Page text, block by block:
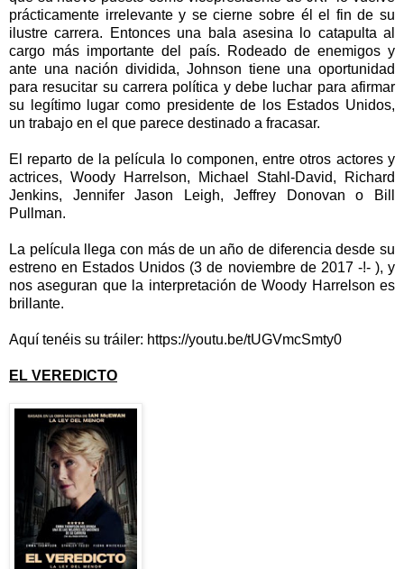
prácticamente irrelevante y se cierne sobre él el fin de su
ilustre carrera. Entonces una bala asesina lo catapulta al
cargo más importante del país. Rodeado de enemigos y
ante una nación dividida, Johnson tiene una oportunidad
para resucitar su carrera política y debe luchar para afirmar
su legítimo lugar como presidente de los Estados Unidos,
un trabajo en el que parece destinado a fracasar.
El reparto de la película lo componen, entre otros actores y
actrices, Woody Harrelson, Michael Stahl-David, Richard
Jenkins, Jennifer Jason Leigh, Jeffrey Donovan o Bill
Pullman.
La película llega con más de un año de diferencia desde su
estreno en Estados Unidos (3 de noviembre de 2017 -!- ), y
nos aseguran que la interpretación de Woody Harrelson es
brillante.
Aquí tenéis su tráiler: https://youtu.be/tUGVmcSmty0
EL VEREDICTO